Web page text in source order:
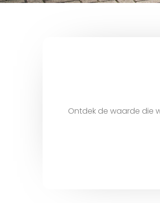
Ontdek de waarde die